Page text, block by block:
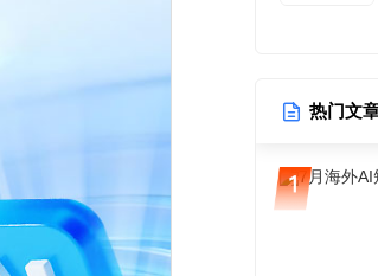
热门文